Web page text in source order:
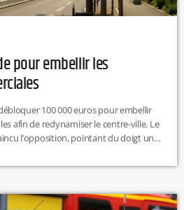
pour embellir les
100 000 euros pour embellir
afin de redynamiser le centre-ville. Le
l’opposition, pointant du doigt un